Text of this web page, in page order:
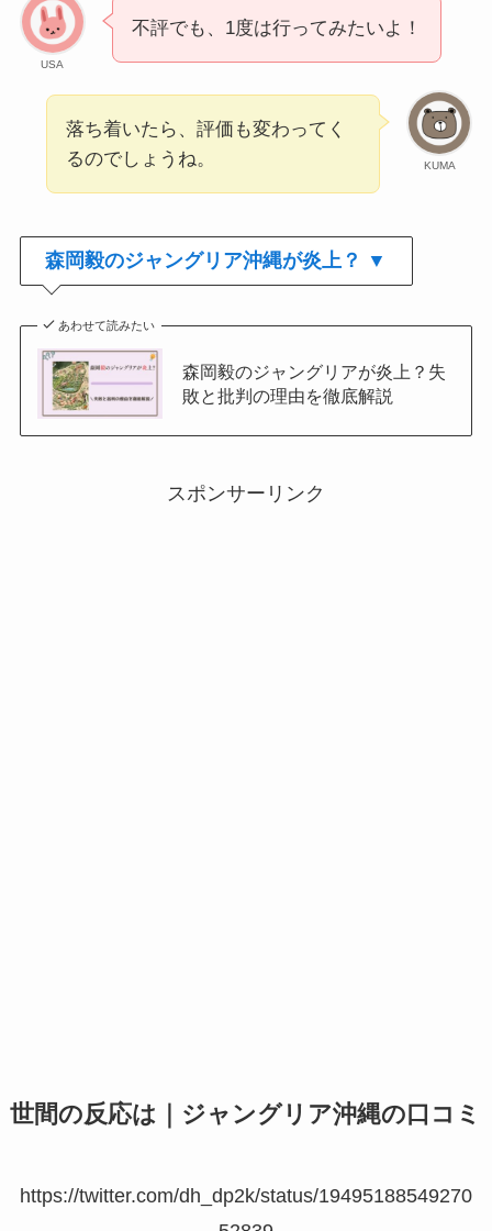
USA
不評でも、1度は行ってみたいよ！
KUMA
落ち着いたら、評価も変わってく
るのでしょうね。
森岡毅のジャングリア沖縄が炎上？ ▼
あわせて読みたい
森岡毅のジャングリアが炎上？失
敗と批判の理由を徹底解説
スポンサーリンク
世間の反応は｜ジャングリア沖縄の口コミ
https://twitter.com/dh_dp2k/status/19495188549270